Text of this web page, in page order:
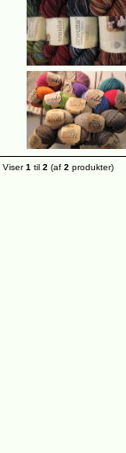
Viser1 til 2 (af 2 produkter)